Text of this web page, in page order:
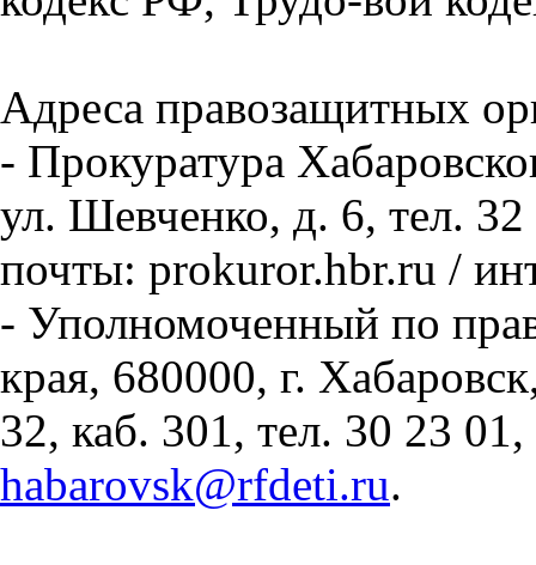
Адреса правозащитных
- Прокуратура
ул. Шевченко, д. 6, тел.
почты: prokuror.hbr.ru /
- Уполномоченный по
края, 680000, г.
32, каб. 301, тел. 30 23
habarovsk@rfdeti.ru.